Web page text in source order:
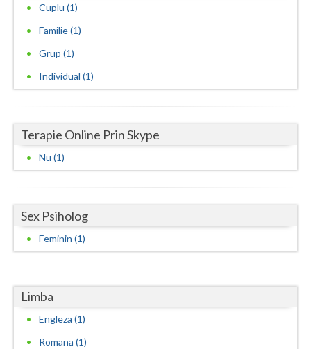
Suceava
Valcea
Vaslui
Cuplu (1)
Familie (1)
Grup (1)
Individual (1)
Terapie Online Prin Skype
Nu (1)
Sex Psiholog
Feminin (1)
Limba
Engleza (1)
Romana (1)